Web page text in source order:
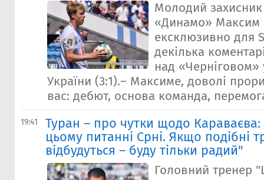
Молодий захисник
«Динамо» Максим
ексклюзивно для
декілька
над «Черніговом»
України (3:1).– Максиме, доволі
вас: дебют, основа команда,
19:41
Туран – про чутки щодо
цьому питанні Срні. Якщо подібні
відбудуться – буду тільки радий"
Головний тренер